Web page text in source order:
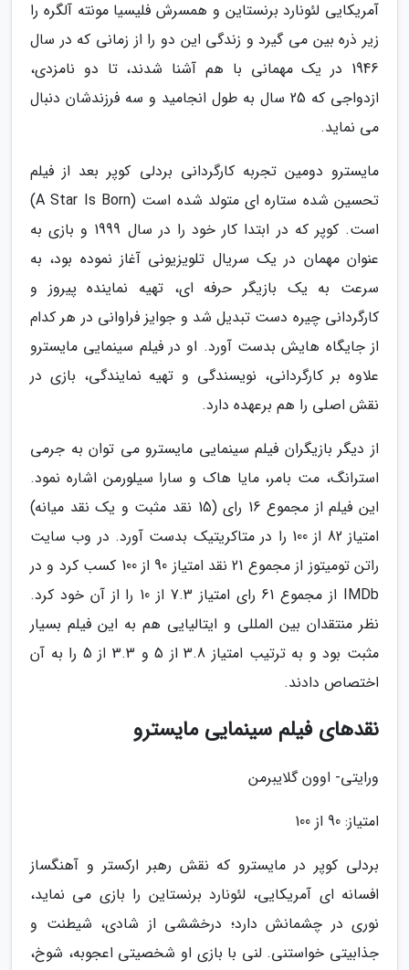
آمریکایی لئونارد برنستاین و همسرش فلیسیا مونته آلگره را
زیر ذره بین می گیرد و زندگی این دو را از زمانی که در سال
1946 در یک مهمانی با هم آشنا شدند، تا دو نامزدی،
ازدواجی که 25 سال به طول انجامید و سه فرزندشان دنبال
می نماید.
مایسترو دومین تجربه کارگردانی بردلی کوپر بعد از فیلم
تحسین شده ستاره ای متولد شده است (A Star Is Born)
است. کوپر که در ابتدا کار خود را در سال 1999 و بازی به
عنوان مهمان در یک سریال تلویزیونی آغاز نموده بود، به
سرعت به یک بازیگر حرفه ای، تهیه نماینده پیروز و
کارگردانی چیره دست تبدیل شد و جوایز فراوانی در هر کدام
از جایگاه هایش بدست آورد. او در فیلم سینمایی مایسترو
علاوه بر کارگردانی، نویسندگی و تهیه نمایندگی، بازی در
نقش اصلی را هم برعهده دارد.
از دیگر بازیگران فیلم سینمایی مایسترو می توان به جرمی
استرانگ، مت بامر، مایا هاک و سارا سیلورمن اشاره نمود.
این فیلم از مجموع 16 رای (15 نقد مثبت و یک نقد میانه)
امتیاز 82 از 100 را در متاکریتیک بدست آورد. در وب سایت
راتن تومیتوز از مجموع 21 نقد امتیاز 90 از 100 کسب کرد و در
IMDb از مجموع 61 رای امتیاز 7.3 از 10 را از آن خود کرد.
نظر منتقدان بین المللی و ایتالیایی هم به این فیلم بسیار
مثبت بود و به ترتیب امتیاز 3.8 از 5 و 3.3 از 5 را به آن
اختصاص دادند.
نقدهای فیلم سینمایی مایسترو
ورایتی- اوون گلایبرمن
امتیاز: 90 از 100
بردلی کوپر در مایسترو که نقش رهبر ارکستر و آهنگساز
افسانه ای آمریکایی، لئونارد برنستاین را بازی می نماید،
نوری در چشمانش دارد؛ درخششی از شادی، شیطنت و
جذابیتی خواستنی. لنی با بازی او شخصیتی اعجوبه، شوخ،